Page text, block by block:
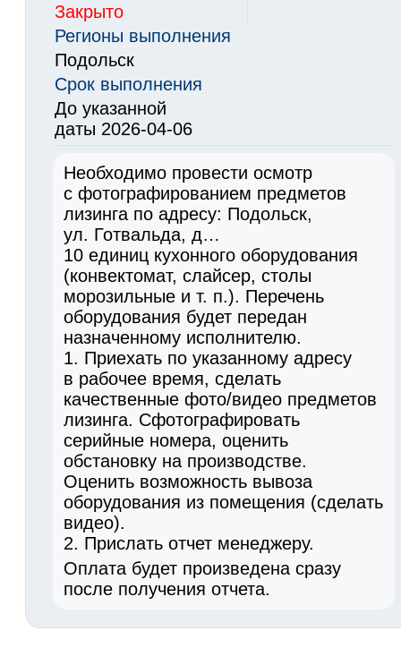
Закрыто
Регионы выполнения
Подольск
Срок выполнения
До указанной
даты 2026-04-06
Необходимо провести осмотр
с фотографированием предметов
лизинга по адресу: Подольск,
ул. Готвальда, д…
10 единиц кухонного оборудования
(конвектомат, слайсер, столы
морозильные и т. п.). Перечень
оборудования будет передан
назначенному исполнителю.
1. Приехать по указанному адресу
в рабочее время, сделать
качественные фото/видео предметов
лизинга. Сфотографировать
серийные номера, оценить
обстановку на производстве.
Оценить возможность вывоза
оборудования из помещения (сделать
видео).
2. Прислать отчет менеджеру.
Оплата будет произведена сразу
после получения отчета.